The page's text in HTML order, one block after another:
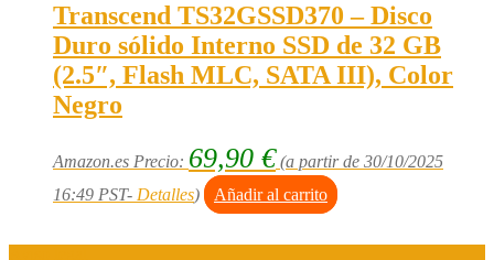
Transcend TS32GSSD370 – Disco
Duro sólido Interno SSD de 32 GB
(2.5″, Flash MLC, SATA III), Color
Negro
Amazon.es Precio: 69,90 € (a partir de 30/10/2025
16:49 PST- Detalles) Añadir al carrito